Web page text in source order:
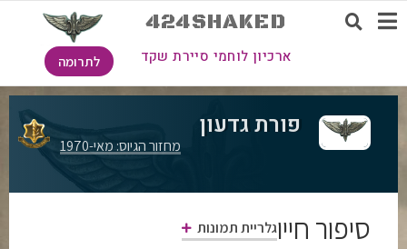
424SHAKED
ארכיון לוחמי סיירת שקד לתרומה
פורת גדעון
מחזור הגיוס: מאי-1970
סיפור חייוגלריית תמונות